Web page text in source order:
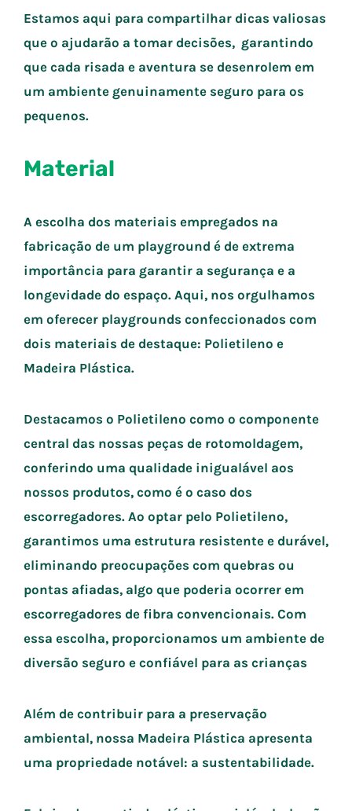
Estamos aqui para compartilhar dicas valiosas
que o ajudarão a tomar decisões, garantindo
que cada risada e aventura se desenrolem em
um ambiente genuinamente seguro para os
pequenos.
Material
A escolha dos materiais empregados na
fabricação de um playground é de extrema
importância para garantir a segurança e a
longevidade do espaço. Aqui, nos orgulhamos
em oferecer playgrounds confeccionados com
dois materiais de destaque: Polietileno e
Madeira Plástica.
Destacamos o Polietileno como o componente
central das nossas peças de rotomoldagem,
conferindo uma qualidade inigualável aos
nossos produtos, como é o caso dos
escorregadores. Ao optar pelo Polietileno,
garantimos uma estrutura resistente e durável,
eliminando preocupações com quebras ou
pontas afiadas, algo que poderia ocorrer em
escorregadores de fibra convencionais. Com
essa escolha, proporcionamos um ambiente de
diversão seguro e confiável para as crianças
Além de contribuir para a preservação
ambiental, nossa Madeira Plástica apresenta
uma propriedade notável: a sustentabilidade.